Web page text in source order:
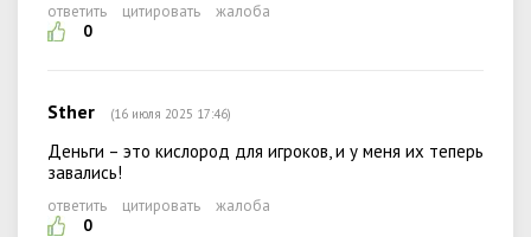
ответить цитировать
жалоба
0
Sther (16 июля 2025 17:46)
Деньги – это кислород для игроков, и у меня их теперь
завались!
ответить цитировать
жалоба
0